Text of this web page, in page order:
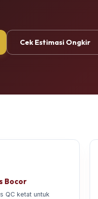
Cek Estimasi Ongkir
Bocor
QC ketat untuk